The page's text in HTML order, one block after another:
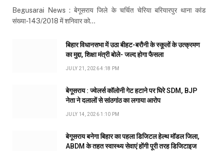
Begusarai News : बेगूसराय जिले के चर्चित चेरिया बरियारपुर थाना कांड
संख्या-143/2018 में शनिवार को…
बिहार विधानसभा में उठा बीहट-बरौनी के स्कूलों के उत्क्रमण
का मुद्दा, शिक्षा मंत्री बोले- जल्द होगा फैसला
JULY 21, 2026 4:18 PM
बेगूसराय : ज्वेलर्स कॉलोनी गेट हटाने पर घिरे SDM, BJP
नेता ने दलालों से सांठगांठ का लगाया आरोप
JULY 14, 2026 1:10 PM
बेगूसराय बनेगा बिहार का पहला डिजिटल हेल्थ मॉडल जिला,
ABDM के तहत स्वास्थ्य सेवाएं होंगी पूरी तरह डिजिटाइज